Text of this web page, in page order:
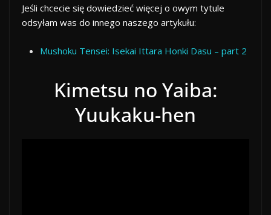
Jeśli chcecie się dowiedzieć więcej o owym tytule
odsyłam was do innego naszego artykułu:
Mushoku Tensei: Isekai Ittara Honki Dasu – part 2
Kimetsu no Yaiba:
Yuukaku-hen